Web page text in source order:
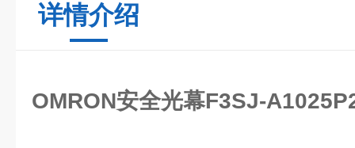
详情介绍
OMRON安全光幕F3SJ-